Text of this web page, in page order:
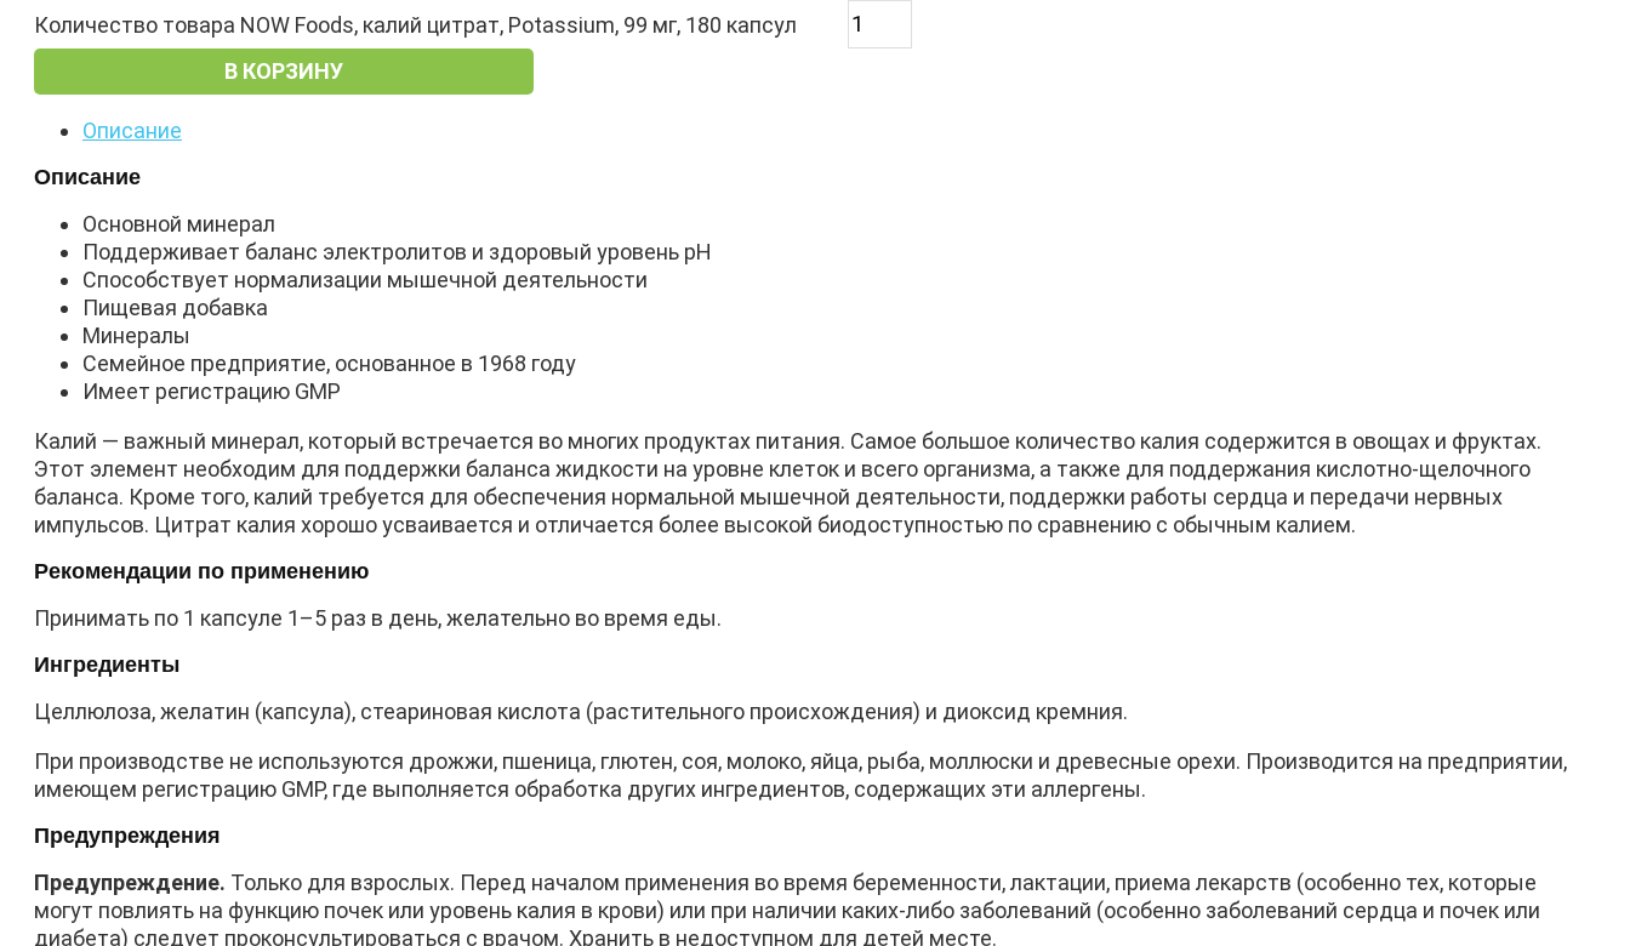
Количество товара NOW Foods, калий цитрат, Potassium, 99 мг, 180 капсул
В КОРЗИНУ
Описание
Описание
Основной минерал
Поддерживает баланс электролитов и здоровый уровень pH
Способствует нормализации мышечной деятельности
Пищевая добавка
Минералы
Семейное предприятие, основанное в 1968 году
Имеет регистрацию GMP
Калий — важный минерал, который встречается во многих продуктах питания. Самое большое количество калия содержится в овощах и фруктах.
Этот элемент необходим для поддержки баланса жидкости на уровне клеток и всего организма, а также для поддержания кислотно-щелочного
баланса. Кроме того, калий требуется для обеспечения нормальной мышечной деятельности, поддержки работы сердца и передачи нервных
импульсов. Цитрат калия хорошо усваивается и отличается более высокой биодоступностью по сравнению с обычным калием.
Рекомендации по применению
Принимать по 1 капсуле 1–5 раз в день, желательно во время еды.
Ингредиенты
Целлюлоза, желатин (капсула), стеариновая кислота (растительного происхождения) и диоксид кремния.
При производстве не используются дрожжи, пшеница, глютен, соя, молоко, яйца, рыба, моллюски и древесные орехи. Производится на предприятии,
имеющем регистрацию GMP, где выполняется обработка других ингредиентов, содержащих эти аллергены.
Предупреждения
Предупреждение. Только для взрослых. Перед началом применения во время беременности, лактации, приема лекарств (особенно тех, которые
могут повлиять на функцию почек или уровень калия в крови) или при наличии каких-либо заболеваний (особенно заболеваний сердца и почек или
диабета) следует проконсультироваться с врачом. Хранить в недоступном для детей месте.